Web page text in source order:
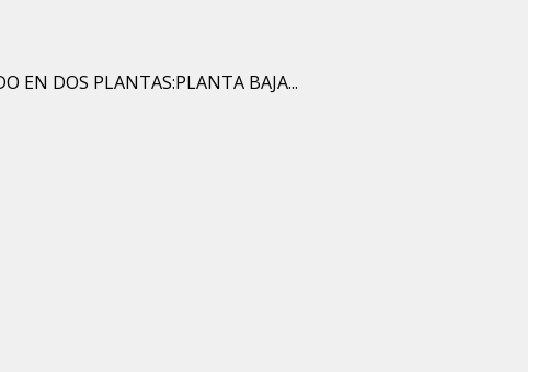
EN DOS PLANTAS:PLANTA BAJA...